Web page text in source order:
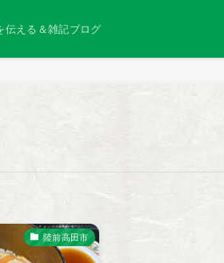
伝える＆雑記ブログ
陸前高田市